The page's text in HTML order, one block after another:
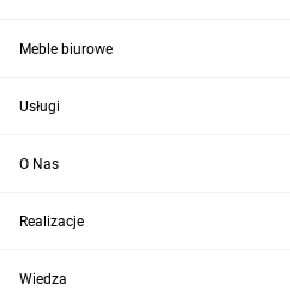
Meble biurowe
Usługi
O Nas
Realizacje
Wiedza